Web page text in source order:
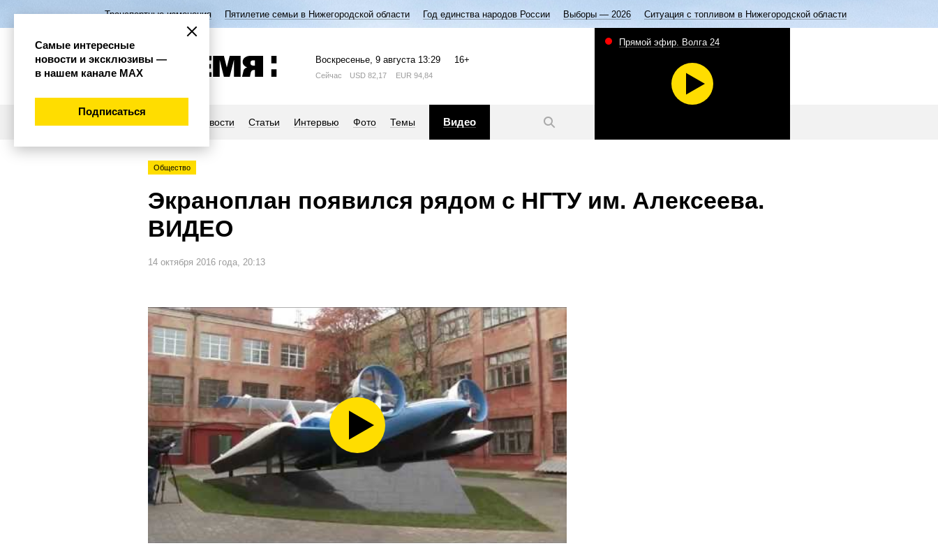
Транспортные изменения Пятилетие семьи в Нижегородской области Год единства народов России Выборы — 2026 Ситуация с топливом в Нижегородской области
Воскресенье, 9 августа 13:29 16+
Сейчас USD 82,17 EUR 94,84
Новости Статьи Интервью Фото Темы Видео
Прямой эфир. Волга 24
Общество
Экраноплан появился рядом с НГТУ им. Алексеева.
ВИДЕО
14 октября 2016 года, 20:13
Самые интересные
новости и эксклюзивы —
в нашем канале МАХ
Подписаться